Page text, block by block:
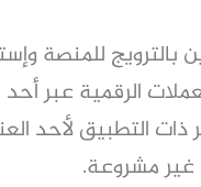
بالترويج للمنصة
الرقمية عبر
ذات التطبيق لأحد
غير مشروعة.